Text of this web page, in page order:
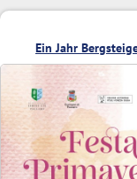
Ein Jahr